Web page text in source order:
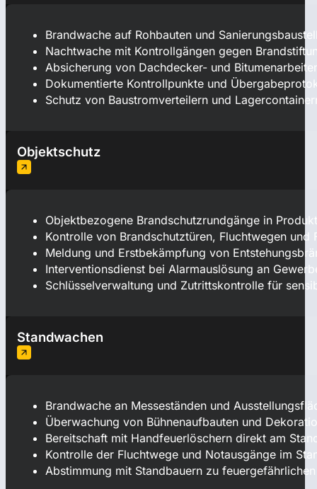
Brandwache auf Rohbauten und
Nachtwache mit Kontrollgängen gegen
Absicherung von Dachdecker- und
Dokumentierte Kontrollpunkte und
Schutz von Baustromverteilern und
Objektschutz
Objektbezogene Brandschutzrundgänge in
Kontrolle von Brandschutztüren, Fluchtwegen und
Meldung und Erstbekämpfung von
Interventionsdienst bei Alarmauslösung an
Schlüsselverwaltung und Zutrittskontrolle für
Standwachen
Brandwache an Messeständen und
Überwachung von Bühnenaufbauten und
Bereitschaft mit Handfeuerlöschern direkt am
Kontrolle der Fluchtwege und Notausgänge im
Abstimmung mit Standbauern zu